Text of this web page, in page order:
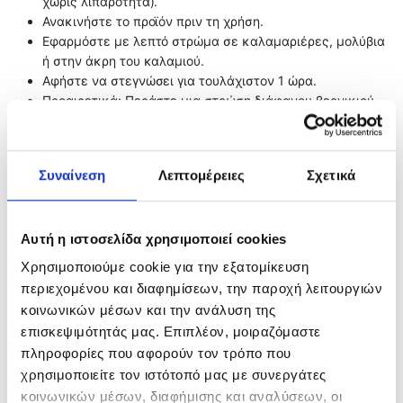
Συναίνεση Λεπτομέρειες Σχετικά
Αυτή η ιστοσελίδα χρησιμοποιεί cookies
Χρησιμοποιούμε cookie για την εξατομίκευση
περιεχομένου και διαφημίσεων, την παροχή λειτουργιών
κοινωνικών μέσων και την ανάλυση της
επισκεψιμότητάς μας. Επιπλέον, μοιραζόμαστε
πληροφορίες που αφορούν τον τρόπο που
χρησιμοποιείτε τον ιστότοπό μας με συνεργάτες
κοινωνικών μέσων, διαφήμισης και αναλύσεων, οι
Ανακινήστε το προϊόν πριν τη χρήση.
Εφαρμόστε με λεπτό στρώμα σε καλαμαριέρες, μολύβια
ή στην άκρη του καλαμιού.
Αφήστε να στεγνώσει για τουλάχιστον 1 ώρα.
Προαιρετικά: Περάστε μια στρώση διάφανου βερνικιού
Related products